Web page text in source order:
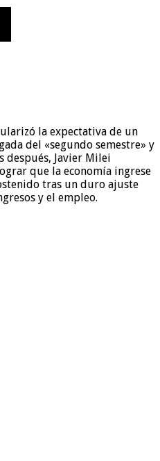
la expectativa de un
del «segundo semestre» y
después, Javier Milei
que la economía ingrese
tras un duro ajuste
y el empleo.